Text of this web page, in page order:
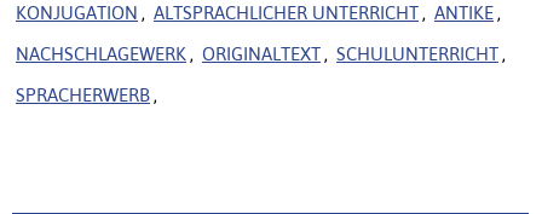
KONJUGATION , ALTSPRACHLICHER UNTERRICHT , ANTIKE ,
NACHSCHLAGEWERK , ORIGINALTEXT , SCHULUNTERRICHT ,
SPRACHERWERB ,